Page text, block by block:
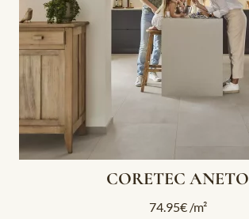
CORETEC ANETO
74.95€/m²